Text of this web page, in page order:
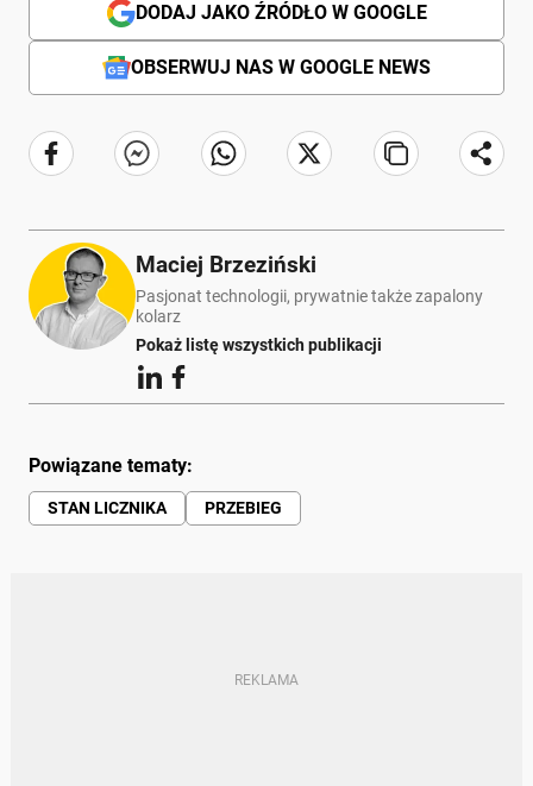
DODAJ JAKO ŹRÓDŁO W GOOGLE
OBSERWUJ NAS W GOOGLE NEWS
Maciej Brzeziński
Pasjonat technologii, prywatnie także zapalony
kolarz
Pokaż listę wszystkich publikacji
Powiązane tematy:
STAN LICZNIKA PRZEBIEG